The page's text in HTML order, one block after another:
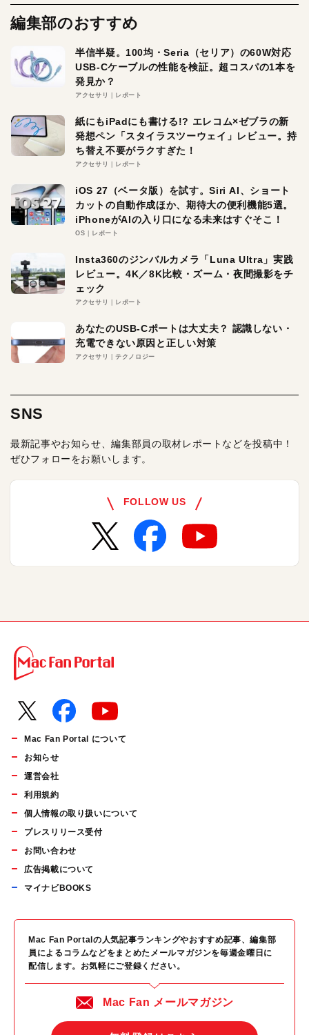
編集部のおすすめ
半信半疑。100均・Seria（セリア）の60W対応
USB-Cケーブルの性能を検証。超コスパの1本を
発見か？
アクセサリ レポート
紙にもiPadにも書ける!? エレコム×ゼブラの新
発想ペン「スタイラスツーウェイ」レビュー。持
ち替え不要がラクすぎた！
アクセサリ レポート
iOS 27（ベータ版）を試す。Siri AI、ショート
カットの自動作成ほか、期待大の便利機能5選。
iPhoneがAIの入り口になる未来はすぐそこ！
OS レポート
Insta360のジンバルカメラ「Luna Ultra」実践
レビュー。4K／8K比較・ズーム・夜間撮影をチ
ェック
アクセサリ レポート
あなたのUSB-Cポートは大丈夫？ 認識しない・
充電できない原因と正しい対策
アクセサリ テクノロジー
SNS
最新記事やお知らせ、編集部員の取材レポートなどを投稿中！
ぜひフォローをお願いします。
FOLLOW US
Mac Fan Portal について
お知らせ
運営会社
利用規約
個人情報の取り扱いについて
プレスリリース受付
お問い合わせ
広告掲載について
マイナビBOOKS
Mac Fan Portalの人気記事ランキングやおすすめ記事、編集部
員によるコラムなどをまとめたメールマガジンを毎週金曜日に
配信します。お気軽にご登録ください。
Mac Fan メールマガジン